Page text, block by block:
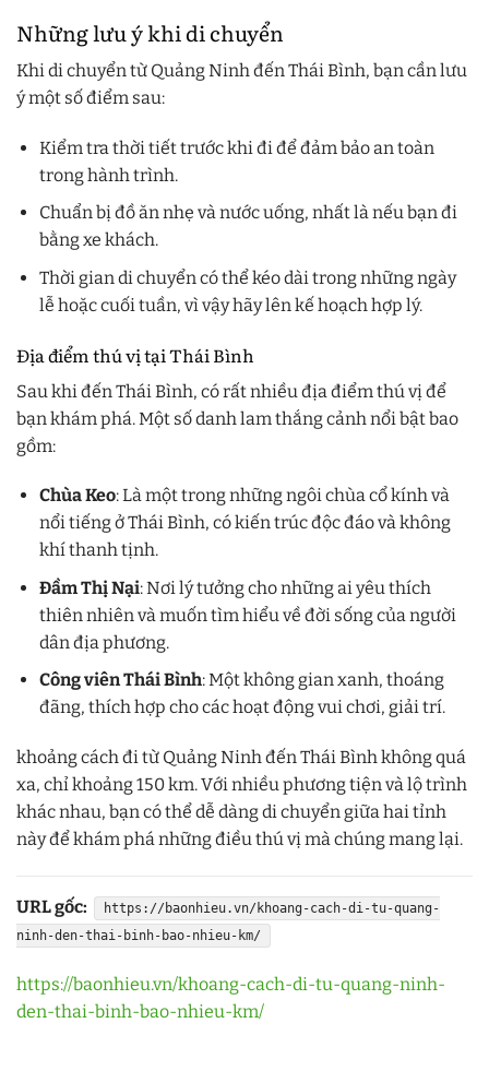
Những lưu ý khi di chuyển
Khi di chuyển từ Quảng Ninh đến Thái Bình, bạn cần lưu
ý một số điểm sau:
Kiểm tra thời tiết trước khi đi để đảm bảo an toàn
trong hành trình.
Chuẩn bị đồ ăn nhẹ và nước uống, nhất là nếu bạn đi
bằng xe khách.
Thời gian di chuyển có thể kéo dài trong những ngày
lễ hoặc cuối tuần, vì vậy hãy lên kế hoạch hợp lý.
Địa điểm thú vị tại Thái Bình
Sau khi đến Thái Bình, có rất nhiều địa điểm thú vị để
bạn khám phá. Một số danh lam thắng cảnh nổi bật bao
gồm:
Chùa Keo: Là một trong những ngôi chùa cổ kính và
nổi tiếng ở Thái Bình, có kiến trúc độc đáo và không
khí thanh tịnh.
Đầm Thị Nại: Nơi lý tưởng cho những ai yêu thích
thiên nhiên và muốn tìm hiểu về đời sống của người
dân địa phương.
Công viên Thái Bình: Một không gian xanh, thoáng
đãng, thích hợp cho các hoạt động vui chơi, giải trí.
khoảng cách đi từ Quảng Ninh đến Thái Bình không quá
xa, chỉ khoảng 150 km. Với nhiều phương tiện và lộ trình
khác nhau, bạn có thể dễ dàng di chuyển giữa hai tỉnh
này để khám phá những điều thú vị mà chúng mang lại.
URL gốc:
https://baonhieu.vn/khoang-cach-di-tu-quang-
ninh-den-thai-binh-bao-nhieu-km/
https://baonhieu.vn/khoang-cach-di-tu-quang-ninh-
den-thai-binh-bao-nhieu-km/